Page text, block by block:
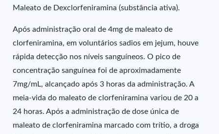
Maleato de Dexclorfeniramina (substância ativa).
Após administração oral de 4mg de maleato de
clorfeniramina, em voluntários sadios em jejum, houve
rápida detecção nos níveis sanguíneos. O pico de
concentração sanguínea foi de aproximadamente
7mg/mL, alcançado após 3 horas da administração. A
meia-vida do maleato de clorfeniramina variou de 20 a
24 horas. Após a administração de dose única de
maleato de clorfeniramina marcado com trítio, a droga